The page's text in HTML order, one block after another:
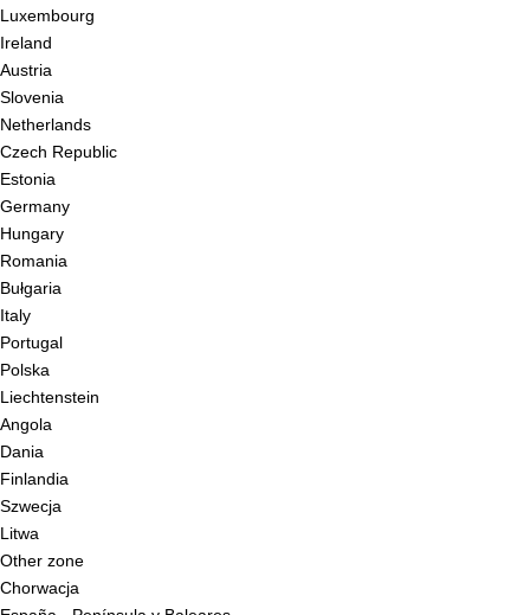
Luxembourg
Ireland
Austria
Slovenia
Netherlands
Czech Republic
Estonia
Germany
Hungary
Romania
Bułgaria
Italy
Portugal
Polska
Liechtenstein
Angola
Dania
Finlandia
Szwecja
Litwa
Other zone
Chorwacja